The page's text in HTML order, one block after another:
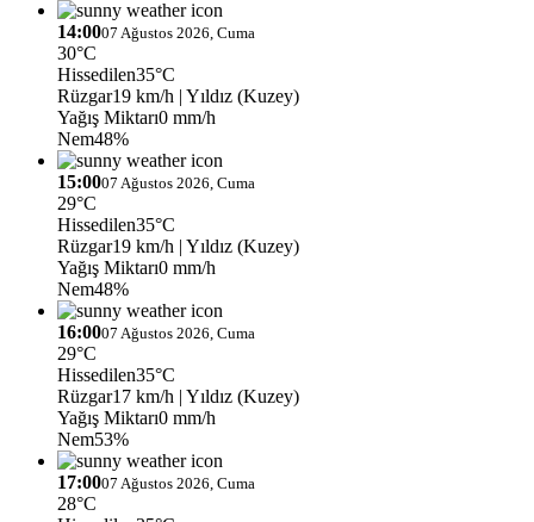
14:0007 Ağustos 2026, Cuma
30°C
Hissedilen35°C
Rüzgar19 km/h | Yıldız (Kuzey)
Yağış Miktarı0 mm/h
Nem48%
15:0007 Ağustos 2026, Cuma
29°C
Hissedilen35°C
Rüzgar19 km/h | Yıldız (Kuzey)
Yağış Miktarı0 mm/h
Nem48%
16:0007 Ağustos 2026, Cuma
29°C
Hissedilen35°C
Rüzgar17 km/h | Yıldız (Kuzey)
Yağış Miktarı0 mm/h
Nem53%
17:0007 Ağustos 2026, Cuma
28°C